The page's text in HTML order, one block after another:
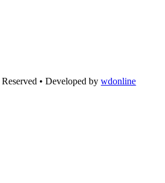
• Developed bywdonline